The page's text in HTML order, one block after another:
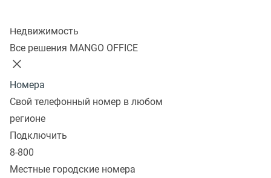
Недвижимость
Все решения MANGO OFFICE
Номера
Свой телефонный номер в любом
регионе
Подключить
8-800
Местные городские номера
пользовательского соглашения
предоставляет возможность контролировать работу
операторов и управлять своими услугами, счетом
и аккаунтом в любое время и в любом месте. Это